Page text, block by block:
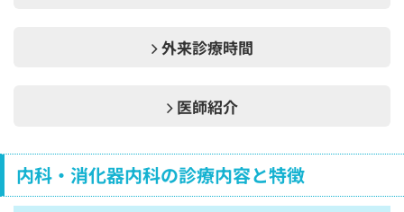
外来診療時間
医師紹介
内科・消化器内科の診療内容と特徴